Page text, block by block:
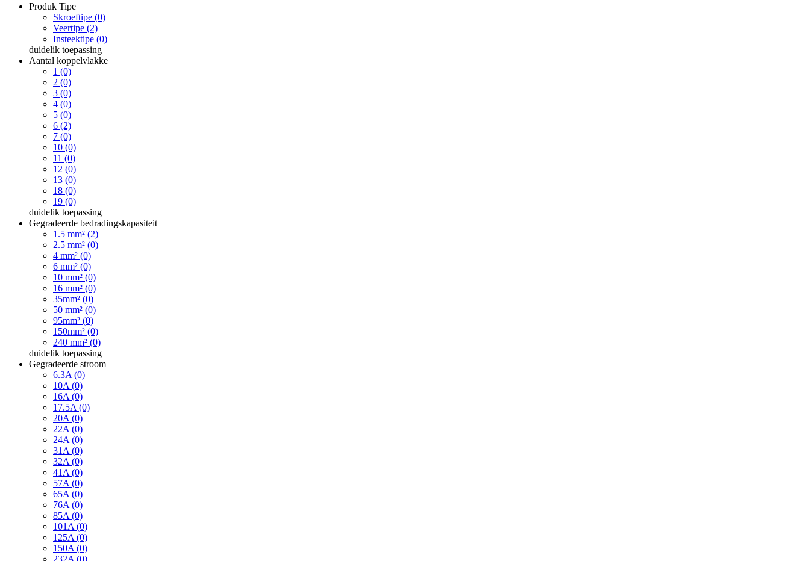
Produk Tipe
Skroeftipe (0)
Veertipe (2)
Insteektipe (0)
duidelik toepassing
Aantal koppelvlakke
1 (0)
2 (0)
3 (0)
4 (0)
5 (0)
6 (2)
7 (0)
10 (0)
11 (0)
12 (0)
13 (0)
18 (0)
19 (0)
duidelik toepassing
Gegradeerde bedradingskapasiteit
1.5 mm² (2)
2.5 mm² (0)
4 mm² (0)
6 mm² (0)
10 mm² (0)
16 mm² (0)
35mm² (0)
50 mm² (0)
95mm² (0)
150mm² (0)
240 mm² (0)
duidelik toepassing
Gegradeerde stroom
6.3A (0)
10A (0)
16A (0)
17.5A (0)
20A (0)
22A (0)
24A (0)
31A (0)
32A (0)
41A (0)
57A (0)
65A (0)
76A (0)
85A (0)
101A (0)
125A (0)
150A (0)
232A (0)